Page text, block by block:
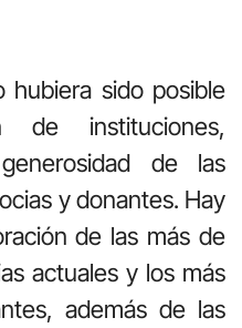
hubiera sido posible
de instituciones,
de las
y donantes. Hay
de las más de
actuales y los más
además de las